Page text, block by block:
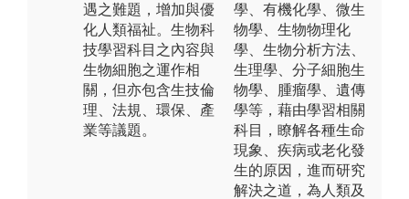
遇之難題，增加與優
化人類福祉。生物科
技學習科目之內容與
生物細胞之運作相
關，但亦包含生技倫
理、法規、環保、產
業等議題。
學、有機化學、微生
物學、生物物理化
學、生物分析方法、
生理學、分子細胞生
物學、腫瘤學、遺傳
學等，藉由學習相關
科目，瞭解各種生命
現象、疾病或老化發
生的原因，進而研究
解決之道，為人類及